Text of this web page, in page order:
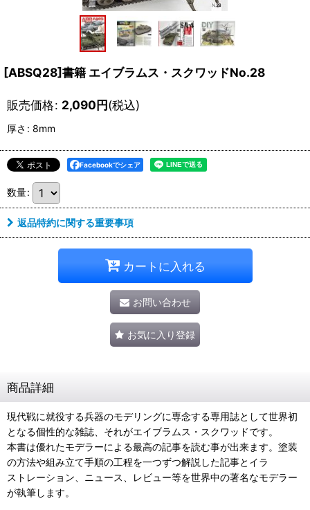
[ABSQ28]書籍 エイブラムス・スクワッドNo.28
販売価格: 2,090円(税込)
厚さ : 8mm
Facebookでシェア
数量:
返品特約に関する重要事項
カートに入れる
お問い合わせ
お気に入り登録
商品詳細
現代戦に就役する兵器のモデリングに専念する専用誌として世界初
となる個性的な雑誌、それがエイブラムス・スクワッドです。
本書は優れたモデラーによる最高の記事を読む事が出来ます。塗装
の方法や組み立て手順の工程を一つずつ解説した記事とイラ
ストレーション、ニュース、レビュー等を世界中の著名なモデラー
が執筆します。